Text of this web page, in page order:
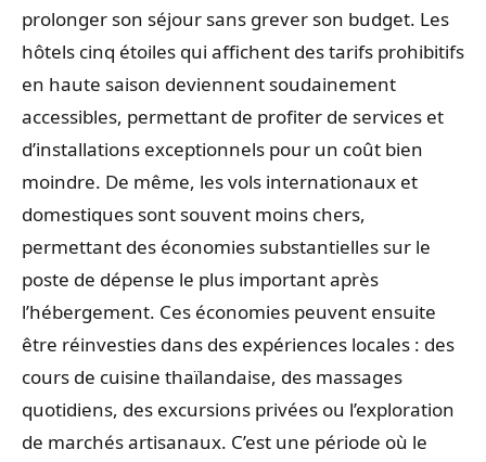
prolonger son séjour sans grever son budget. Les
hôtels cinq étoiles qui affichent des tarifs prohibitifs
en haute saison deviennent soudainement
accessibles, permettant de profiter de services et
d’installations exceptionnels pour un coût bien
moindre. De même, les vols internationaux et
domestiques sont souvent moins chers,
permettant des économies substantielles sur le
poste de dépense le plus important après
l’hébergement. Ces économies peuvent ensuite
être réinvesties dans des expériences locales : des
cours de cuisine thaïlandaise, des massages
quotidiens, des excursions privées ou l’exploration
de marchés artisanaux. C’est une période où le